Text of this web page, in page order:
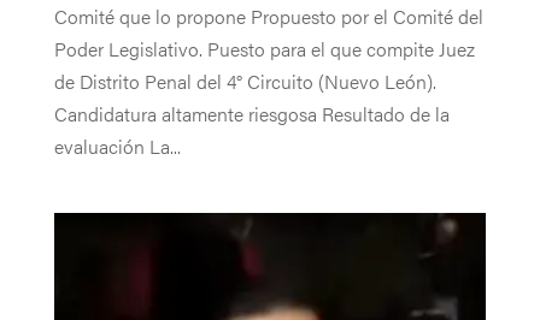
Comité que lo propone Propuesto por el Comité del
Poder Legislativo. Puesto para el que compite Juez
de Distrito Penal del 4° Circuito (Nuevo León).
Candidatura altamente riesgosa Resultado de la
evaluación La...